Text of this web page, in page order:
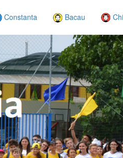
Constanta Bacau